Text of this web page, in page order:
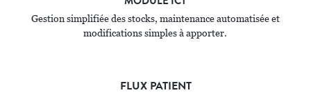
Gestion simplifiée des stocks, maintenance automatisée et
modifications simples à apporter.
FLUX PATIENT